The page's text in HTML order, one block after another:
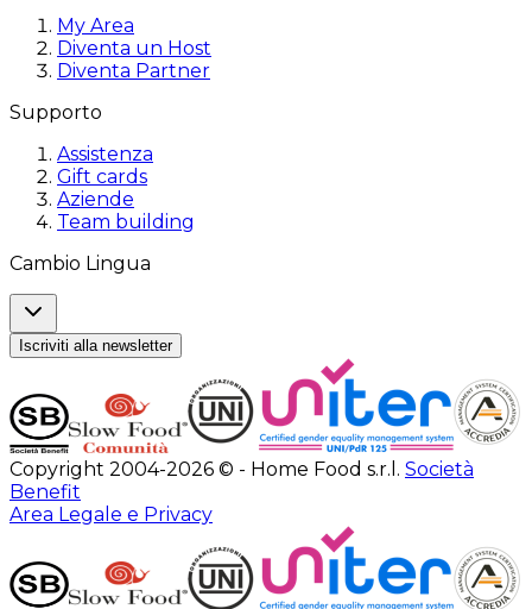
My Area
Diventa un Host
Diventa Partner
Supporto
Assistenza
Gift cards
Aziende
Team building
Cambio Lingua
Iscriviti alla newsletter
Copyright 2004-2026 © - Home Food s.r.l. Società
Benefit
Area Legale e Privacy